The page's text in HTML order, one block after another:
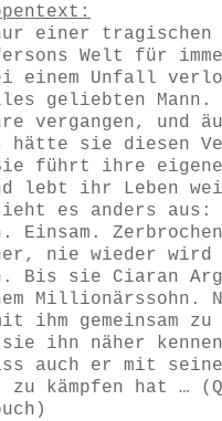
einer tragischen
Welt für
einem Unfall
geliebten Mann.
vergangen, und
sie diesen
führt ihre eigene
lebt ihr Leben
es anders aus:
Einsam.
nie wieder wird
Bis sie Ciaran
Millionärssohn.
ihm gemeinsam zu
sie ihn näher
auch er mit
zu kämpfen hat …